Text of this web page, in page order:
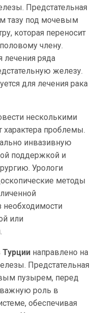
Предстательная
тазу под мочевым
которая переносит
члену.
лечения ряда
железу.
для лечения рака
несколькими
характера проблемы.
инвазивную
поддержкой и
Урологи
методы
необходимости
или
Турциинаправлено на
Предстательная
пузырем, перед
роль в
обеспечивая